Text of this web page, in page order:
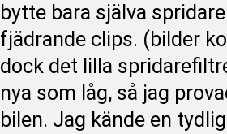
bytte bara själva
fjädrande clips. (bilder
dock det lilla
nya som låg, så jag
bilen. Jag kände en